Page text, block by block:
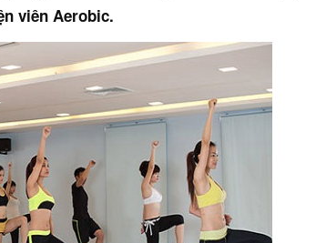
viên Aerobic.